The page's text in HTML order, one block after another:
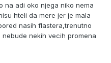
na adi oko njega niko nema
hteli da mere jer je mala
nasih flastera,trenutno
nekih vecih promena